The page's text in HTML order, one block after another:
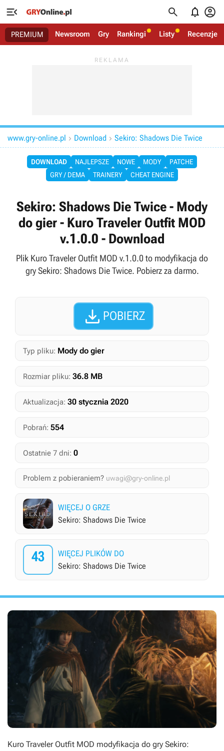
   
PREMIUM Newsroom Gry Rankingi Listy Recenzje
www.gry-online.pl  Download  Sekiro: Shadows Die Twice
DOWNLOAD NAJLEPSZE NOWE MODY
PATCHE
GRY / DEMA
TRAINERY CHEAT ENGINE
Sekiro: Shadows Die Twice - Mody
do gier - Kuro Traveler Outfit MOD
v.1.0.0 - Download
Plik Kuro Traveler Outfit MOD v.1.0.0 to modyfikacja do
gry Sekiro: Shadows Die Twice. Pobierz za darmo.
 POBIERZ
Typ pliku: Mody do gier
Rozmiar pliku: 36.8 MB
Aktualizacja: 30 stycznia 2020
Pobrań: 554
Ostatnie 7 dni: 0
Problem z pobieraniem? uwagi@gry-online.pl
WIĘCEJ O GRZE
Sekiro: Shadows Die Twice
43
WIĘCEJ PLIKÓW DO
Sekiro: Shadows Die Twice
Kuro Traveler Outfit MOD modyfikacja do gry Sekiro: